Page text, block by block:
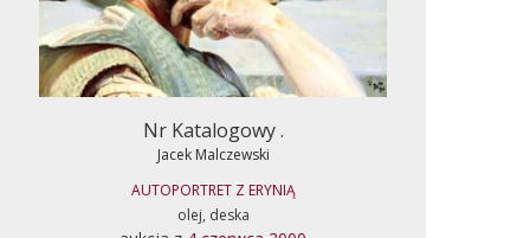
Nr Katalogowy .
Jacek Malczewski
AUTOPORTRET Z ERYNIĄ
olej, deska